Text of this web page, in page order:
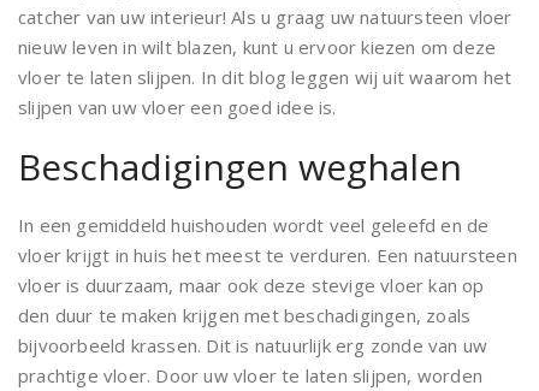
catcher van uw interieur! Als u graag uw natuursteen vloer
nieuw leven in wilt blazen, kunt u ervoor kiezen om deze
vloer te laten slijpen. In dit blog leggen wij uit waarom het
slijpen van uw vloer een goed idee is.
Beschadigingen weghalen
In een gemiddeld huishouden wordt veel geleefd en de
vloer krijgt in huis het meest te verduren. Een natuursteen
vloer is duurzaam, maar ook deze stevige vloer kan op
den duur te maken krijgen met beschadigingen, zoals
bijvoorbeeld krassen. Dit is natuurlijk erg zonde van uw
prachtige vloer. Door uw vloer te laten slijpen, worden